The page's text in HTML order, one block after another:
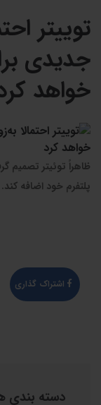
توییتر
جدیدی
خواهد
ظاهراً توئیتر
پلتفرم خود اضافه کند.
اشتراک گذاری
دسته بندی